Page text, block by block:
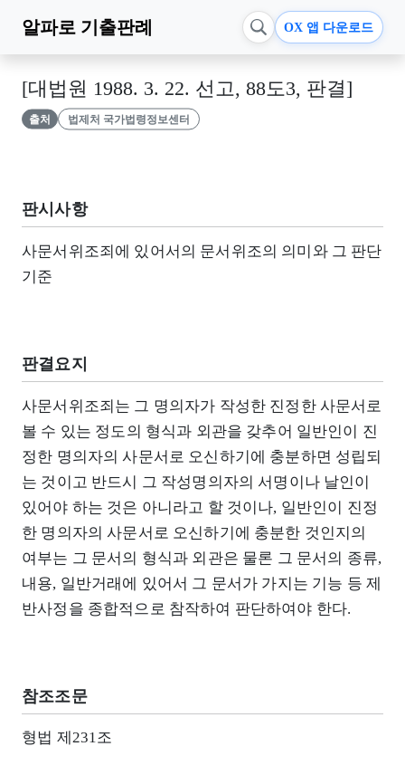
알파로 기출판례 OX 앱 다운로드
[대법원 1988. 3. 22. 선고, 88도3, 판결]
출처 법제처 국가법령정보센터
판시사항
사문서위조죄에 있어서의 문서위조의 의미와 그 판단
기준
판결요지
사문서위조죄는 그 명의자가 작성한 진정한 사문서로
볼 수 있는 정도의 형식과 외관을 갖추어 일반인이 진
정한 명의자의 사문서로 오신하기에 충분하면 성립되
는 것이고 반드시 그 작성명의자의 서명이나 날인이
있어야 하는 것은 아니라고 할 것이나, 일반인이 진정
한 명의자의 사문서로 오신하기에 충분한 것인지의
여부는 그 문서의 형식과 외관은 물론 그 문서의 종류,
내용, 일반거래에 있어서 그 문서가 가지는 기능 등 제
반사정을 종합적으로 참작하여 판단하여야 한다.
참조조문
형법 제231조